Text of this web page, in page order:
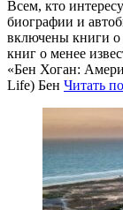
Всем, кто
биографии и
включены книги о
книг о менее
«Бен Хоган:
Life) Бен Читать